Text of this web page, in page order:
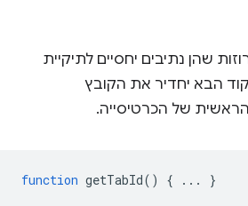
שהן נתיבים יחסיים לתיקיית
הבא יחדיר את הקובץ
של הכרטיסייה.
function getTabId() { ... }